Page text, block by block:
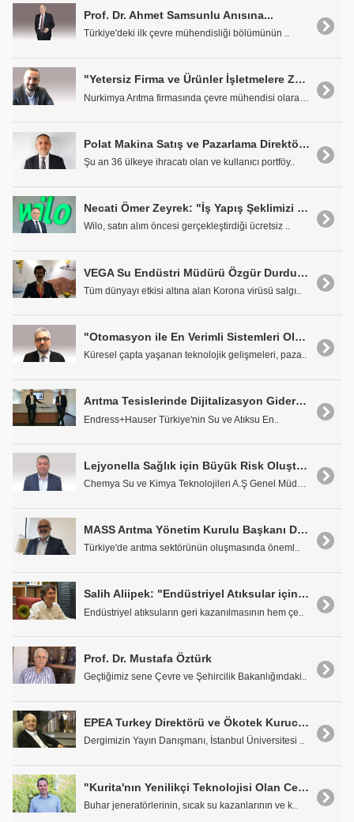
Prof. Dr. Ahmet Samsunlu Anısına...
Türkiye'deki ilk çevre mühendisliği bölümünün ..
"Yetersiz Firma ve Ürünler İşletmelere Zarar Verebilir'
Polat Makina Satış ve Pazarlama Direktörü Çağlar Alpay: Maksimum Performansı En Düşük Enerji ile Sunmaktayız
Şu an 36 ülkeye ihracatı olan ve kullanıcı portföy..
Necati Ömer Zeyrek: "İş Yapış Şeklimizi Hızla Pandemi Sürecine Adepte Ettik"
Wilo, satın alım öncesi gerçekleştirdiği ücretsiz ..
VEGA Su Endüstri Müdürü Özgür Durdu: "Üretimimiz Sorunsuz Devam Ediyor"
Tüm dünyayı etkisi altına alan Korona virüsü salgı..
"Otomasyon ile En Verimli Sistemleri Oluşturuyoruz"
Küresel çapta yaşanan teknolojik gelişmeleri, paza..
Arıtma Tesislerinde Dijitalizasyon Giderek Yaygınlaşıyor
Endress+Hauser Türkiye'nin Su ve Atıksu En..
Lejyonella Sağlık için Büyük Risk Oluşturuyor
Chemya Su ve Kimya Teknolojileri A.Ş Genel Müdürü ..
MASS Arıtma Yönetim Kurulu Başkanı Dr. Sedat Soybay
Türkiye'de arıtma sektörünün oluşmasında öneml..
Salih Aliipek: "Endüstriyel Atıksular için Noktasal Çözümler Düşünülmeli"
Endüstriyel atıksuların geri kazanılmasının hem çe..
Prof. Dr. Mustafa Öztürk
Geçtiğimiz sene Çevre ve Şehircilik Bakanlığındaki..
EPEA Turkey Direktörü ve Ökotek Kurucusu Prof. Dr. Hulusi Barlas
Dergimizin Yayın Danışmanı, İstanbul Üniversitesi ..
"Kurita'nın Yenilikçi Teknolojisi Olan Cetamine Önemli Avantajlar Sağlıyor"
Buhar jeneratörlerinin, sıcak su kazanlarının ve k..